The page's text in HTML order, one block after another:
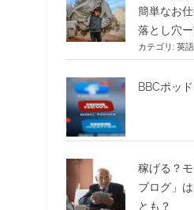
簡単なお
落とし穴
カテゴリ: 英
BBCポッ
稼げる？
ブログ」
とも？